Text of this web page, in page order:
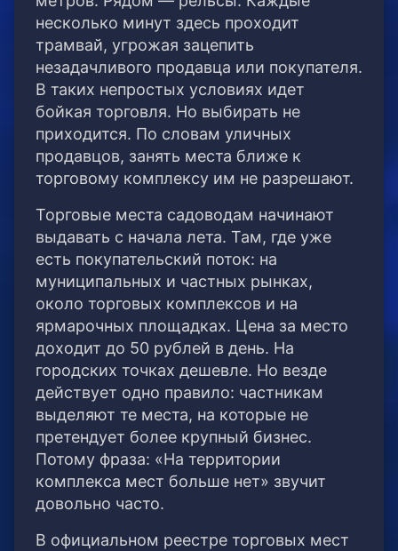
несколько минут здесь проходит
трамвай, угрожая зацепить
незадачливого продавца или покупателя.
В таких непростых условиях идет
бойкая торговля. Но выбирать не
приходится. По словам уличных
продавцов, занять места ближе к
торговому комплексу им не разрешают.
Торговые места садоводам начинают
выдавать с начала лета. Там, где уже
есть покупательский поток: на
муниципальных и частных рынках,
около торговых комплексов и на
ярмарочных площадках. Цена за место
доходит до 50 рублей в день. На
городских точках дешевле. Но везде
действует одно правило: частникам
выделяют те места, на которые не
претендует более крупный бизнес.
Потому фраза: «На территории
комплекса мест больше нет» звучит
довольно часто.
В официальном реестре торговых мест